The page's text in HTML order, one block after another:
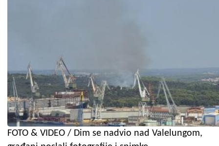
FOTO & VIDEO / Dim se nadvio nad Valelungom,